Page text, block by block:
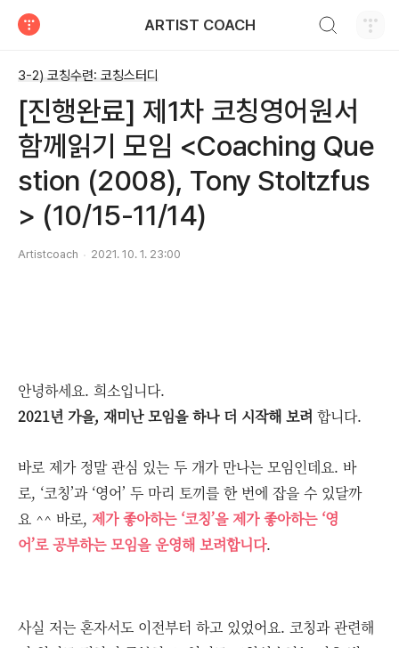
ARTIST COACH
3-2) 코칭수련: 코칭스터디
[진행완료] 제1차 코칭영어원서
함께읽기 모임 <Coaching Que
stion (2008), Tony Stoltzfus
> (10/15-11/14)
Artistcoach 2021. 10. 1. 23:00
안녕하세요. 희소입니다.
2021년 가을, 재미난 모임을 하나 더 시작해 보려 합니다.
바로 제가 정말 관심 있는 두 개가 만나는 모임인데요. 바
로, ‘코칭’과 ‘영어’ 두 마리 토끼를 한 번에 잡을 수 있달까
요 ^^ 바로, 제가 좋아하는 ‘코칭’을 제가 좋아하는 ‘영
어’로 공부하는 모임을 운영해 보려합니다.
사실 저는 혼자서도 이전부터 하고 있었어요. 코칭과 관련해